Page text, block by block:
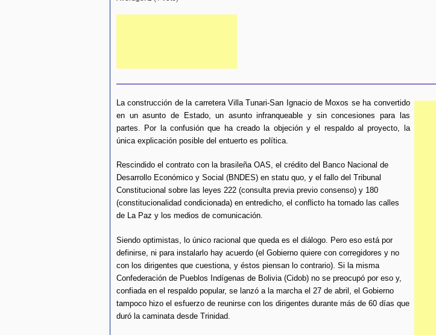
La construcción de la carretera Villa Tunari-San Ignacio de Moxos se ha convertido
en un asunto de Estado, un asunto infranqueable y sin concesiones para las
partes. Por la confusión que ha creado la objeción y el respaldo al proyecto, la
única explicación posible del entuerto es política.
Rescindido el contrato con la brasileña OAS, el crédito del Banco Nacional de
Desarrollo Económico y Social (BNDES) en statu quo, y el fallo del Tribunal
Constitucional sobre las leyes 222 (consulta previa previo consenso) y 180
(constitucionalidad condicionada) en entredicho, el conflicto ha tomado las calles
de La Paz y los medios de comunicación.
Siendo optimistas, lo único racional que queda es el diálogo. Pero eso está por
definirse, ni para instalarlo hay acuerdo (el Gobierno quiere con corregidores y no
con los dirigentes que cuestiona, y éstos piensan lo contrario). Si la misma
Confederación de Pueblos Indígenas de Bolivia (Cidob) no se preocupó por eso y,
confiada en el respaldo popular, se lanzó a la marcha el 27 de abril, el Gobierno
tampoco hizo el esfuerzo de reunirse con los dirigentes durante más de 60 días que
duró la caminata desde Trinidad.